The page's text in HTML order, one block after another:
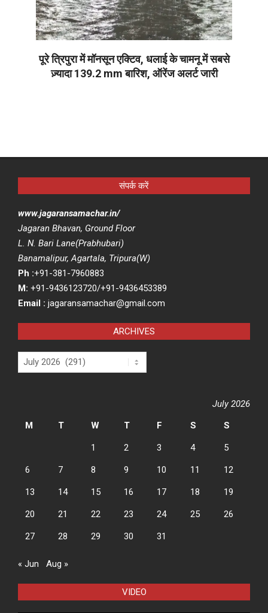
पूरे त्रिपुरा में मॉनसून एक्टिव, धलाई के चामनू में सबसे
ज़्यादा 139.2 mm बारिश, ऑरेंज अलर्ट जारी
संपर्क करें
www.jagaransamachar.in/
Jagaran Bhavan, Ground Floor
L. N. Bari Lane(Prabhubari)
Banamalipur, Agartala, Tripura(W)
Ph :+91-381-7960883
M: +91-9436123720/+91-9436453389
Email : jagaransamachar@gmail.com
ARCHIVES
Archives
July 2026
M
T W T F S S
1 2 3 4 5
6 7 8 9 10 11 12
13 14 15 16 17 18 19
20 21 22 23 24 25 26
27 28 29 30 31
« Jun Aug »
VIDEO